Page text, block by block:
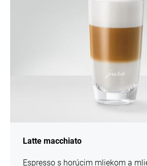
Latte macchiato
Espresso s horúcim mliekom a